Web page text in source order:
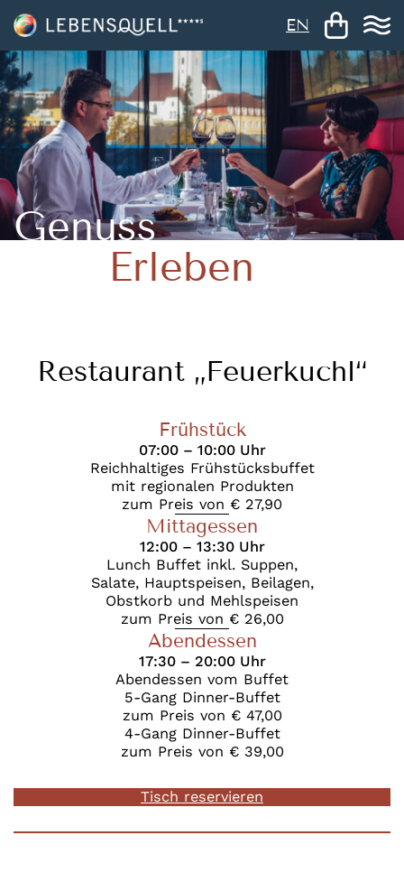
EN
Genuss
Erleben
Restaurant „Feuerkuchl“
Frühstück
07:00 – 10:00 Uhr
Reichhaltiges Frühstücksbuffet
mit regionalen Produkten
zum Preis von € 27,90
Mittagessen
12:00 – 13:30 Uhr
Lunch Buffet inkl. Suppen,
Salate, Hauptspeisen, Beilagen,
Obstkorb und Mehlspeisen
zum Preis von € 26,00
Abendessen
17:30 – 20:00 Uhr
Abendessen vom Buffet
5-Gang Dinner-Buffet
zum Preis von € 47,00
4-Gang Dinner-Buffet
zum Preis von € 39,00
Tisch reservieren